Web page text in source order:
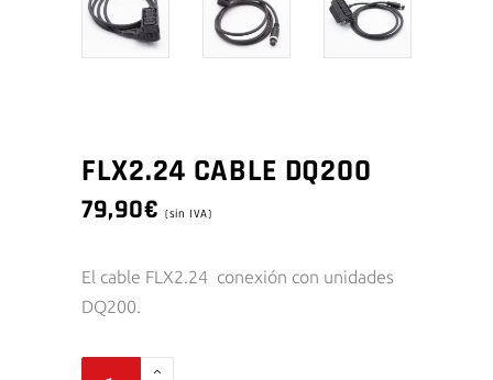
FLX2.24 CABLE DQ200
79,90€ (sin IVA)
El cable FLX2.24 conexión con unidades
DQ200.